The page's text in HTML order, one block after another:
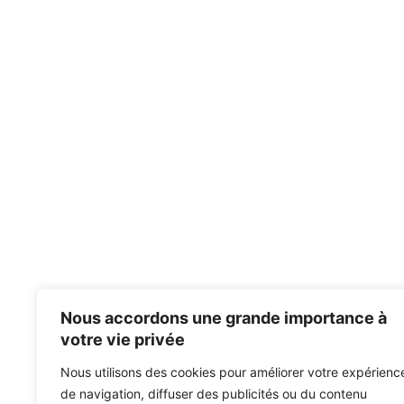
Nous accordons une grande importance à
votre vie privée
Nous utilisons des cookies pour améliorer votre
de navigation, diffuser des publicités ou du contenu